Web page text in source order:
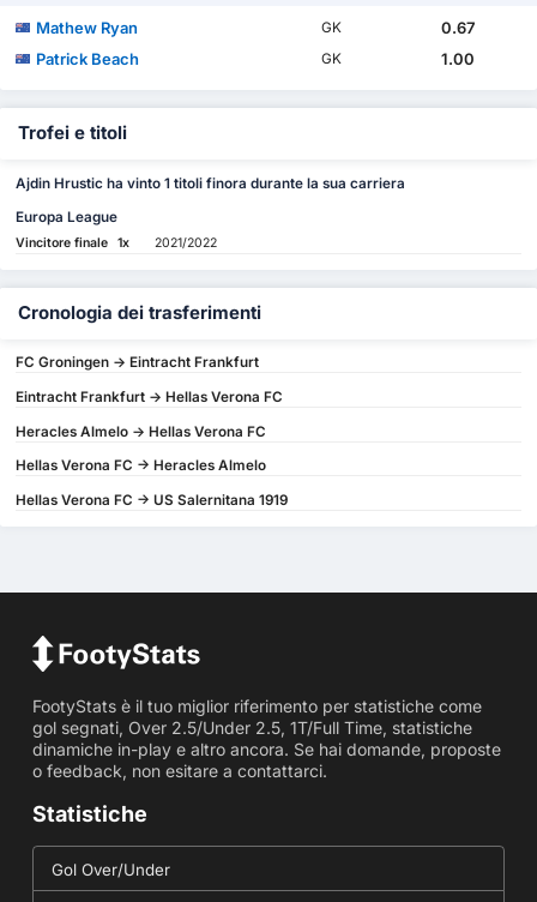
Mathew Ryan GK
0.67
Patrick Beach
GK 1.00
Trofei e titoli
Ajdin Hrustic ha vinto 1 titoli finora durante la sua carriera
Europa League
Vincitore finale 1x 2021/2022
Cronologia dei trasferimenti
FC Groningen -> Eintracht Frankfurt
Eintracht Frankfurt -> Hellas Verona FC
Heracles Almelo -> Hellas Verona FC
Hellas Verona FC -> Heracles Almelo
Hellas Verona FC -> US Salernitana 1919
FootyStats è il tuo miglior riferimento per statistiche come
gol segnati, Over 2.5/Under 2.5, 1T/Full Time, statistiche
dinamiche in-play e altro ancora. Se hai domande, proposte
o feedback, non esitare a contattarci.
Statistiche
Gol Over/Under